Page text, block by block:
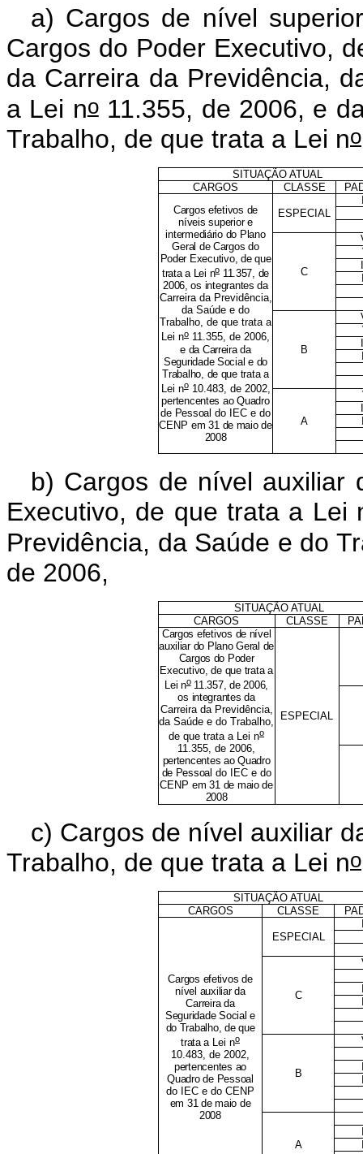
a) Cargos de nível
Cargos do Poder Executivo,
da Carreira da Previdência,
a Lei no11.355, de 2006, e
Trabalho, de que trata a Lei no
SITUAÇÃO ATUAL
CARGOS
CLASSE
Cargos efetivos de
níveis superior e
intermediário do Plano
Geral de Cargos do
Poder Executivo, de que
trata a Lei no 11.357, de
2006, os integrantes da
Carreira da Previdência,
da Saúde e do
Trabalho, de que trata a
Lei no 11.355, de 2006,
e da Carreira da
Seguridade Social e do
Trabalho, de que trata a
Lei no10.483, de 2002,
pertencentes ao Quadro
de Pessoal do IEC e do
CENPem 31 de maio de
2008
ESPECIAL
C
B
A
b) Cargos de nível auxiliar
Executivo, de que trata a Lei
Previdência, da Saúde e do
de 2006,
SITUAÇÃO ATUAL
CARGOS
CLASSE
Cargos efetivos de nível
auxiliar do Plano Geral de
Cargos do Poder
Executivo, de que trata a
Lei no11.357, de 2006,
os integrantes da
Carreira da Previdência,
da Saúde e do Trabalho,
de que trata a Lei no
11.355, de 2006,
pertencentes ao Quadro
de Pessoal do IEC e do
CENPem 31 de maio de
2008
ESPECIAL
c) Cargos de nível auxiliar
Trabalho, de que trata a Lei no
SITUAÇÃO ATUAL
CARGOS
CLASSE
Cargos efetivos de
nível auxiliar da
Carreira da
Seguridade Social e
do Trabalho, de que
trata a Lei no
10.483, de 2002,
pertencentes ao
Quadro de Pessoal
do IEC e do CENP
em 31 de maio de
2008
ESPECIAL
C
B
A